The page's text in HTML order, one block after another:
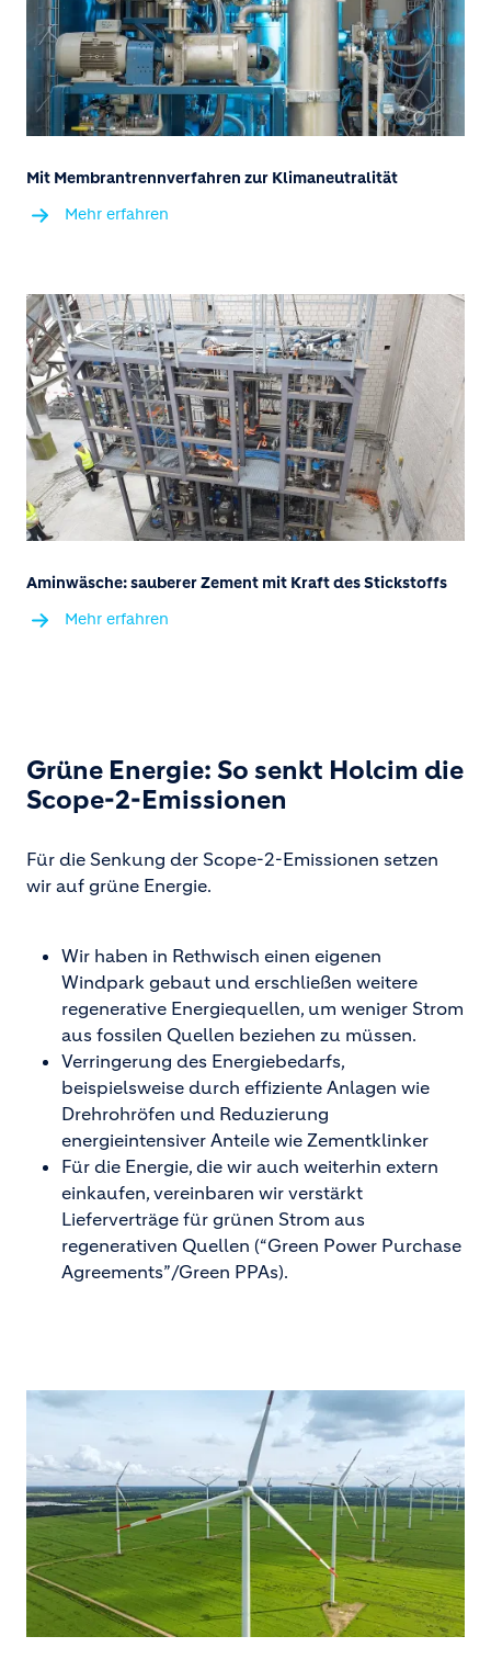
Mit Membrantrennverfahren zur Klimaneutralität
Mehr erfahren
Aminwäsche: sauberer Zement mit Kraft des Stickstoffs
Mehr erfahren
Grüne Energie: So senkt Holcim die
Scope-2-Emissionen
Für die Senkung der Scope-2-Emissionen setzen
wir auf grüne Energie.
Wir haben in Rethwisch einen eigenen
Windpark gebaut und erschließen weitere
regenerative Energiequellen, um weniger Strom
aus fossilen Quellen beziehen zu müssen.
Verringerung des Energiebedarfs,
beispielsweise durch effiziente Anlagen wie
Drehrohröfen und Reduzierung
energieintensiver Anteile wie Zementklinker
Für die Energie, die wir auch weiterhin extern
einkaufen, vereinbaren wir verstärkt
Lieferverträge für grünen Strom aus
regenerativen Quellen (“Green Power Purchase
Agreements”/Green PPAs).